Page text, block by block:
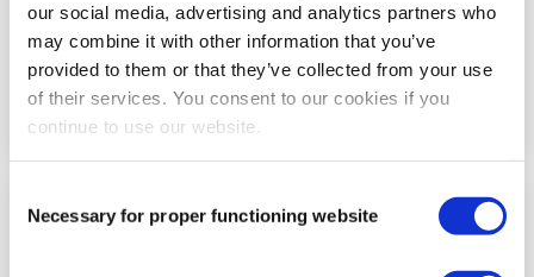
our social media, advertising and analytics partners who
may combine it with other information that you’ve
provided to them or that they’ve collected from your use
of their services. You consent to our cookies if you
continue to use our website.
Selection
Necessary for proper functioning website
Paso